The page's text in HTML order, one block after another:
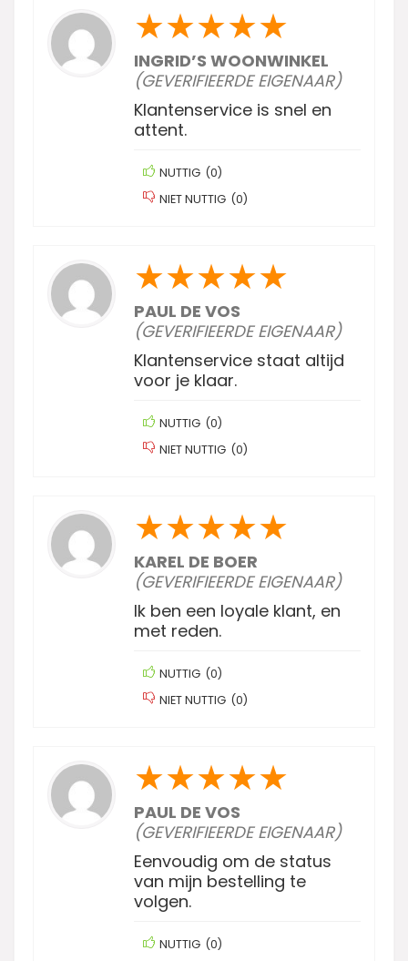
★★★★★
INGRID’S WOONWINKEL
(GEVERIFIEERDE EIGENAAR)
Klantenservice is snel en
attent.
NUTTIG (0)
NIET NUTTIG (0)
★★★★★
PAUL DE VOS
(GEVERIFIEERDE EIGENAAR)
Klantenservice staat altijd
voor je klaar.
NUTTIG (0)
NIET NUTTIG (0)
★★★★★
KAREL DE BOER
(GEVERIFIEERDE EIGENAAR)
Ik ben een loyale klant, en
met reden.
NUTTIG (0)
NIET NUTTIG (0)
★★★★★
PAUL DE VOS
(GEVERIFIEERDE EIGENAAR)
Eenvoudig om de status
van mijn bestelling te
volgen.
NUTTIG (0)